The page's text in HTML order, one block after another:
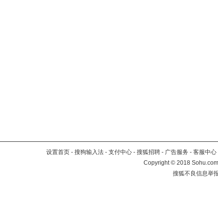
设置首页 - 搜狗输入法 - 支付中心 - 搜狐招聘 - 广告服务 - 客服中心
Copyright©2018
搜狐不良信息举